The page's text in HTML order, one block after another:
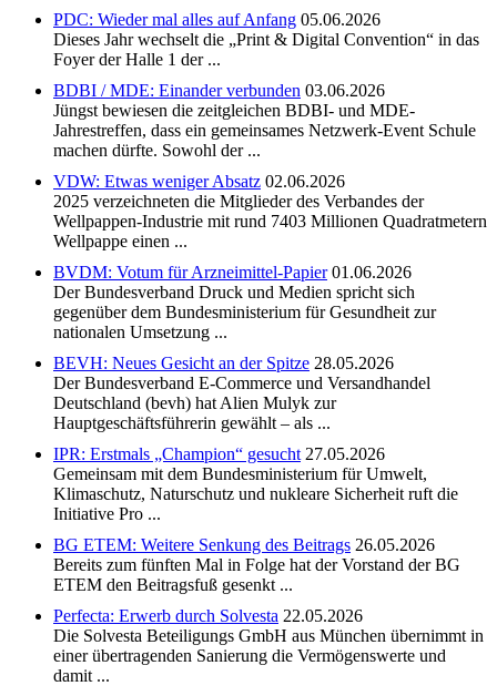
PDC: Wieder mal alles auf Anfang 05.06.2026
Dieses Jahr wechselt die „Print & Digital Convention“ in das
Foyer der Halle 1 der ...
BDBI / MDE: Einander verbunden 03.06.2026
Jüngst bewiesen die zeitgleichen BDBI- und MDE-
Jahrestreffen, dass ein gemeinsames Netzwerk-Event Schule
machen dürfte. Sowohl der ...
VDW: Etwas weniger Absatz 02.06.2026
2025 verzeichneten die Mitglieder des Verbandes der
Wellpappen-Industrie mit rund 7403 Millionen Quadratmetern
Wellpappe einen ...
BVDM: Votum für Arzneimittel-Papier01.06.2026
Der Bundesverband Druck und Medien spricht sich
gegenüber dem Bundesministerium für Gesundheit zur
nationalen Umsetzung ...
BEVH: Neues Gesicht an der Spitze 28.05.2026
Der Bundesverband E-Commerce und Versandhandel
Deutschland (bevh) hat Alien Mulyk zur
Hauptgeschäftsführerin gewählt – als ...
IPR: Erstmals „Champion“ gesucht 27.05.2026
Gemeinsam mit dem Bundesministerium für Umwelt,
Klimaschutz, Naturschutz und nukleare Sicherheit ruft die
Initiative Pro ...
BG ETEM: Weitere Senkung des Beitrags 26.05.2026
Bereits zum fünften Mal in Folge hat der Vorstand der BG
ETEM den Beitragsfuß gesenkt ...
Perfecta: Erwerb durch Solvesta 22.05.2026
Die Solvesta Beteiligungs GmbH aus München übernimmt in
einer übertragenden Sanierung die Vermögenswerte und
damit ...